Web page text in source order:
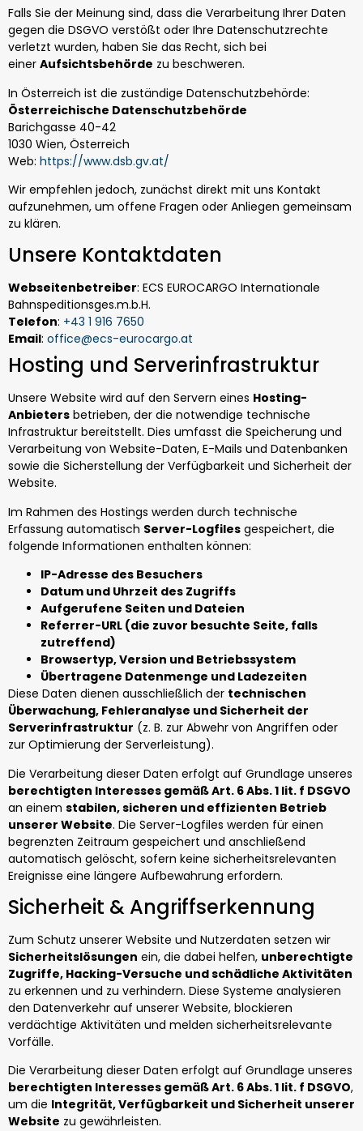
Falls Sie der Meinung sind, dass die Verarbeitung Ihrer Daten
gegen die DSGVO verstößt oder Ihre Datenschutzrechte
verletzt wurden, haben Sie das Recht, sich bei
einer Aufsichtsbehörde zu beschweren.
In Österreich ist die zuständige Datenschutzbehörde:
Österreichische Datenschutzbehörde
Barichgasse 40-42
1030 Wien, Österreich
Web: https://www.dsb.gv.at/
Wir empfehlen jedoch, zunächst direkt mit uns Kontakt
aufzunehmen, um offene Fragen oder Anliegen gemeinsam
zu klären.
Unsere Kontaktdaten
Webseitenbetreiber: ECS EUROCARGO Internationale
Bahnspeditionsges.m.b.H.
Telefon: +43 1 916 7650
Email: office@ecs-eurocargo.at
Hosting und Serverinfrastruktur
Unsere Website wird auf den Servern eines Hosting-
Anbieters betrieben, der die notwendige technische
Infrastruktur bereitstellt. Dies umfasst die Speicherung und
Verarbeitung von Website-Daten, E-Mails und Datenbanken
sowie die Sicherstellung der Verfügbarkeit und Sicherheit der
Website.
Im Rahmen des Hostings werden durch technische
Erfassung automatisch Server-Logfiles gespeichert, die
folgende Informationen enthalten können:
IP-Adresse des Besuchers
Datum und Uhrzeit des Zugriffs
Aufgerufene Seiten und Dateien
Referrer-URL (die zuvor besuchte Seite, falls
zutreffend)
Browsertyp, Version und Betriebssystem
Übertragene Datenmenge und Ladezeiten
Diese Daten dienen ausschließlich der technischen
Überwachung, Fehleranalyse und Sicherheit der
Serverinfrastruktur (z. B. zur Abwehr von Angriffen oder
zur Optimierung der Serverleistung).
Die Verarbeitung dieser Daten erfolgt auf Grundlage unseres
berechtigten Interesses gemäß Art. 6 Abs. 1 lit. f DSGVO
an einem stabilen, sicheren und effizienten Betrieb
unserer Website. Die Server-Logfiles werden für einen
begrenzten Zeitraum gespeichert und anschließend
automatisch gelöscht, sofern keine sicherheitsrelevanten
Ereignisse eine längere Aufbewahrung erfordern.
Sicherheit & Angriffserkennung
Zum Schutz unserer Website und Nutzerdaten setzen wir
Sicherheitslösungen ein, die dabei helfen, unberechtigte
Zugriffe, Hacking-Versuche und schädliche Aktivitäten
zu erkennen und zu verhindern. Diese Systeme analysieren
den Datenverkehr auf unserer Website, blockieren
verdächtige Aktivitäten und melden sicherheitsrelevante
Vorfälle.
Die Verarbeitung dieser Daten erfolgt auf Grundlage unseres
berechtigten Interesses gemäß Art. 6 Abs. 1 lit. f DSGVO,
um die Integrität, Verfügbarkeit und Sicherheit unserer
Website zu gewährleisten.